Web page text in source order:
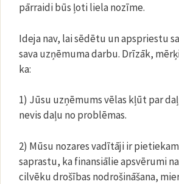
pārraidi būs ļoti liela nozīme.
Ideja nav, lai sēdētu un apspriestu
sava uzņēmuma darbu. Drīzāk,
ka:
1) Jūsu uzņēmums vēlas kļūt par
nevis daļu no problēmas.
2) Mūsu nozares vadītāji ir
saprastu, ka finansiālie apsvērumi
cilvēku drošības nodrošināšana,